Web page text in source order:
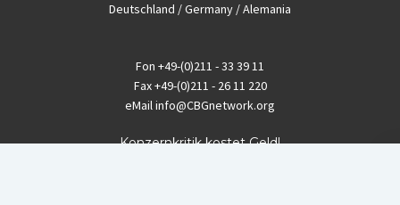
Deutschland / Germany / Alemania
Fon +49-(0)211 - 33 39 11
Fax+49-(0)211 - 26 11 220
eMailinfo@CBGnetwork.org
Konzernkritik kostet Geld!